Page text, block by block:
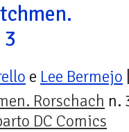
e Lee Bermejo
Rorschach n.
DC Comics